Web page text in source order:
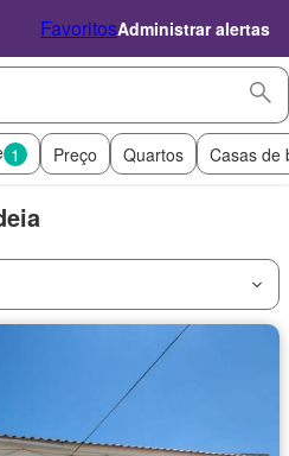
FavoritosAdministrar alertas
1 Preço Quartos Casas de